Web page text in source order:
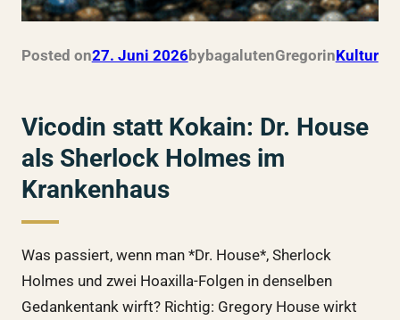
Posted on27. Juni 2026bybagalutenGregorinKultur
Vicodin statt Kokain: Dr. House
als Sherlock Holmes im
Krankenhaus
Was passiert, wenn man *Dr. House*, Sherlock
Holmes und zwei Hoaxilla-Folgen in denselben
Gedankentank wirft? Richtig: Gregory House wirkt